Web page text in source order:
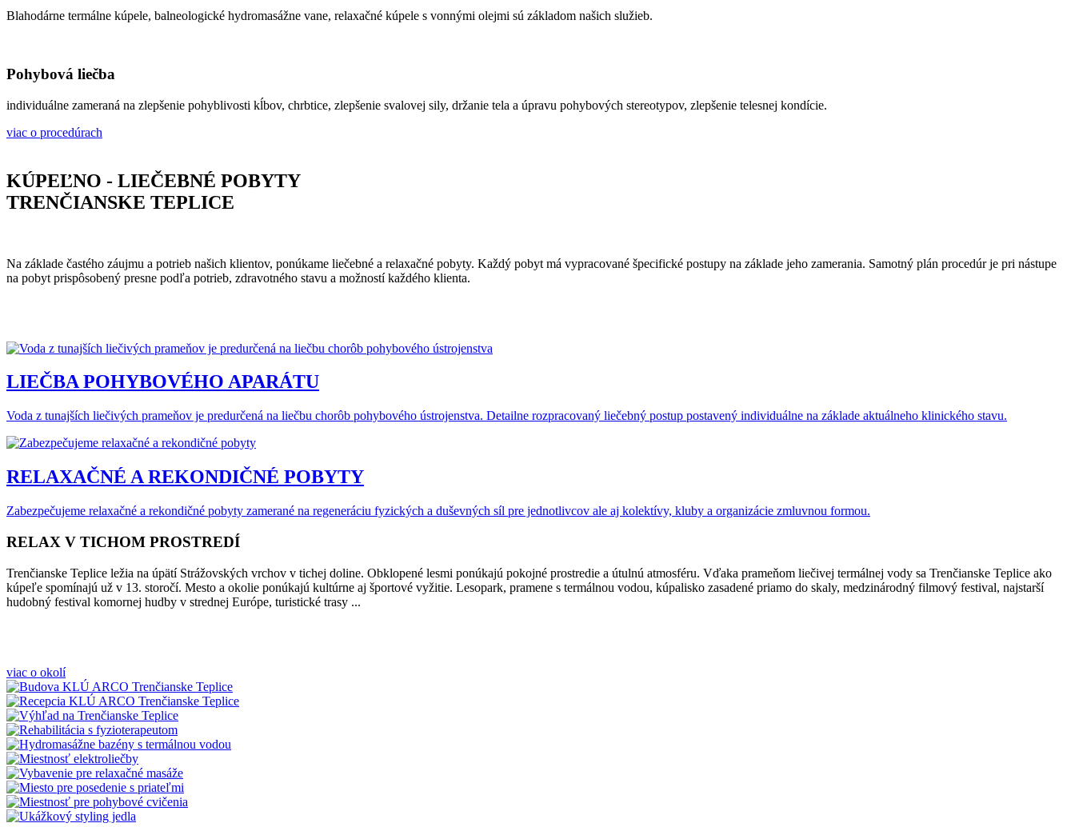
Blahodárne termálne kúpele, balneologické hydromasážne vane, relaxačné kúpele s vonnými olejmi sú základom našich služieb.
Pohybová liečba
individuálne zameraná na zlepšenie pohyblivosti kĺbov, chrbtice, zlepšenie svalovej sily, držanie tela a úpravu pohybových stereotypov, zlepšenie telesnej kondície.
viac o procedúrach
KÚPEĽNO - LIEČEBNÉ POBYTY
TRENČIANSKE TEPLICE
Na základe častého záujmu a potrieb našich klientov, ponúkame liečebné a relaxačné pobyty. Každý pobyt má vypracované špecifické postupy na základe jeho zamerania. Samotný plán procedúr je pri nástupe
na pobyt prispôsobený presne podľa potrieb, zdravotného stavu a možností každého klienta.
LIEČBA POHYBOVÉHO APARÁTU
Voda z tunajších liečivých prameňov je predurčená na liečbu chorôb pohybového ústrojenstva. Detailne rozpracovaný liečebný postup postavený individuálne na základe aktuálneho klinického stavu.
RELAXAČNÉ A REKONDIČNÉ POBYTY
Zabezpečujeme relaxačné a rekondičné pobyty zamerané na regeneráciu fyzických a duševných síl pre jednotlivcov ale aj kolektívy, kluby a organizácie zmluvnou formou.
RELAX V TICHOM PROSTREDÍ
Trenčianske Teplice ležia na úpätí Strážovských vrchov v tichej doline. Obklopené lesmi ponúkajú pokojné prostredie a útulnú atmosféru. Vďaka prameňom liečivej termálnej vody sa Trenčianske Teplice ako
kúpeľe spomínajú už v 13. storočí. Mesto a okolie ponúkajú kultúrne aj športové vyžitie. Lesopark, pramene s termálnou vodou, kúpalisko zasadené priamo do skaly, medzinárodný filmový festival, najstarší
hudobný festival komornej hudby v strednej Európe, turistické trasy ...
viac o okolí